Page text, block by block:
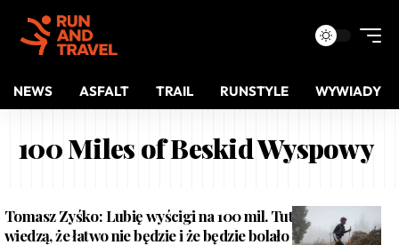
NEWS ASFALT TRAIL RUNSTYLE WYWIADY
100 Miles of Beskid Wyspowy
Tomasz Zyśko: Lubię wyścigi na 100 mil. Tutaj wszyscy
wiedzą, że łatwo nie będzie i że będzie bolało